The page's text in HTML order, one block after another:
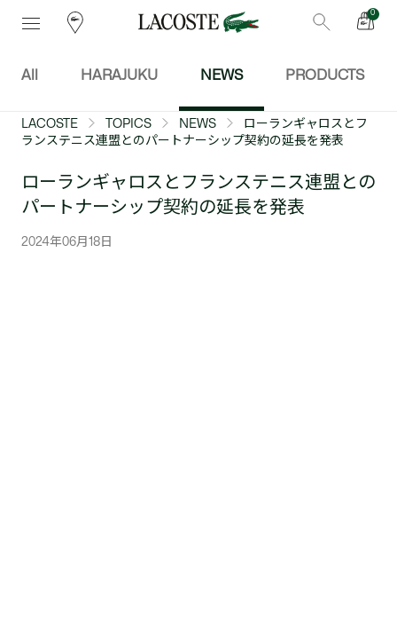
0
All HARAJUKU NEWS PRODUCTS
LACOSTE TOPICS NEWS
ローランギャロスとフ
ランステニス連盟とのパートナーシップ契約の延長を発表
ローランギャロスとフランステニス連盟との
パートナーシップ契約の延長を発表
2024年06月18日